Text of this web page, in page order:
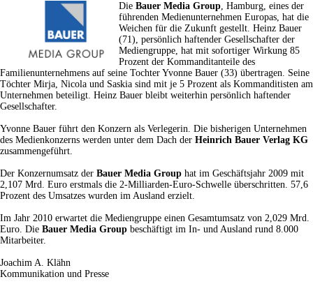
Die Bauer Media Group, Hamburg, eines der
führenden Medienunternehmen Europas, hat die
Weichen für die Zukunft gestellt. Heinz Bauer
(71), persönlich haftender Gesellschafter der
Mediengruppe, hat mit sofortiger Wirkung 85
Prozent der Kommanditanteile des
Familienunternehmens auf seine Tochter Yvonne Bauer (33) übertragen. Seine
Töchter Mirja, Nicola und Saskia sind mit je 5 Prozent als Kommanditisten am
Unternehmen beteiligt. Heinz Bauer bleibt weiterhin persönlich haftender
Gesellschafter.
Yvonne Bauer führt den Konzern als Verlegerin. Die bisherigen Unternehmen
des Medienkonzerns werden unter dem Dach der Heinrich Bauer Verlag KG
zusammengeführt.
Der Konzernumsatz der Bauer Media Group hat im Geschäftsjahr 2009 mit
2,107 Mrd. Euro erstmals die 2-Milliarden-Euro-Schwelle überschritten. 57,6
Prozent des Umsatzes wurden im Ausland erzielt.
Im Jahr 2010 erwartet die Mediengruppe einen Gesamtumsatz von 2,029 Mrd.
Euro. Die Bauer Media Group beschäftigt im In- und Ausland rund 8.000
Mitarbeiter.
Joachim A. Klähn
Kommunikation und Presse